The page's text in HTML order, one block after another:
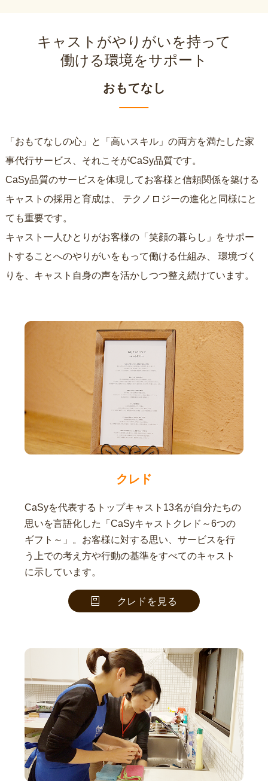
キャストがやりがいを持って
働ける環境をサポート
おもてなし
「おもてなしの心」と「高いスキル」の両方を満たした家
事代行サービス、それこそがCaSy品質です。
CaSy品質のサービスを体現してお客様と信頼関係を築ける
キャストの採用と育成は、
ても重要です。
キャスト一人ひとりがお客様の「笑顔の暮らし」をサポー
トすることへのやりがいをもって働ける仕組み、
りを、キャスト自身の声を活かしつつ整え続けています。
クレド
CaSyを代表するトップキャスト13名が自分たちの
思いを言語化した「CaSyキャストクレド～6つの
ギフト～」。お客様に対する思い、サービスを行
う上での考え方や行動の基準をすべてのキャスト
に示しています。
クレドを見る